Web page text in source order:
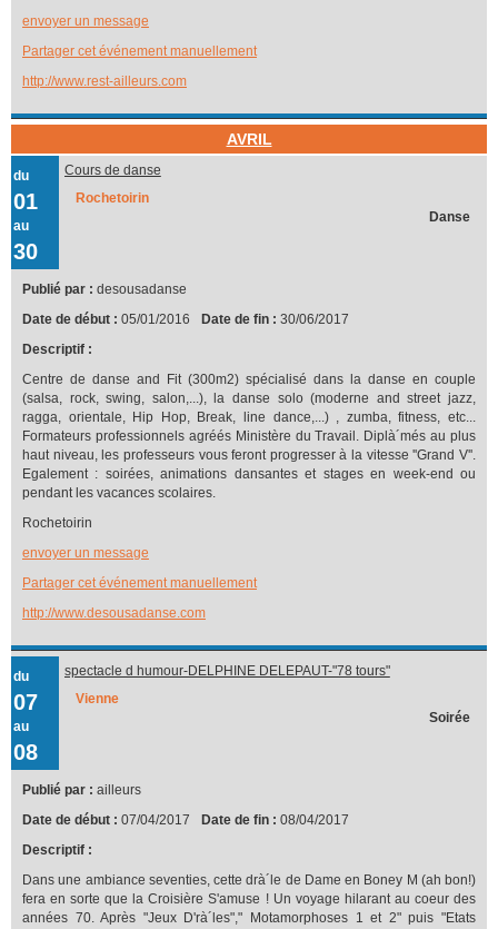
envoyer un message
Partager cet événement manuellement
http://www.rest-ailleurs.com
AVRIL
du
01
au
30
Cours de danse
Rochetoirin
Danse
Publié par : desousadanse
Date de début : 05/01/2016 Date de fin : 30/06/2017
Descriptif :
Centre de danse and Fit (300m2) spécialisé dans la danse en couple
(salsa, rock, swing, salon,...), la danse solo (moderne and street jazz,
ragga, orientale, Hip Hop, Break, line dance,...) , zumba, fitness, etc...
Formateurs professionnels agréés Ministère du Travail. Diplà´més au plus
haut niveau, les professeurs vous feront progresser à la vitesse ''Grand V''.
Egalement : soirées, animations dansantes et stages en week-end ou
pendant les vacances scolaires.
Rochetoirin
envoyer un message
Partager cet événement manuellement
http://www.desousadanse.com
du
07
au
08
spectacle d humour-DELPHINE DELEPAUT-"78 tours"
Vienne
Soirée
Publié par : ailleurs
Date de début : 07/04/2017 Date de fin : 08/04/2017
Descriptif :
Dans une ambiance seventies, cette drà´le de Dame en Boney M (ah bon!)
fera en sorte que la Croisière S'amuse ! Un voyage hilarant au coeur des
années 70. Après "Jeux D'rà´les"," Motamorphoses 1 et 2" puis "Etats